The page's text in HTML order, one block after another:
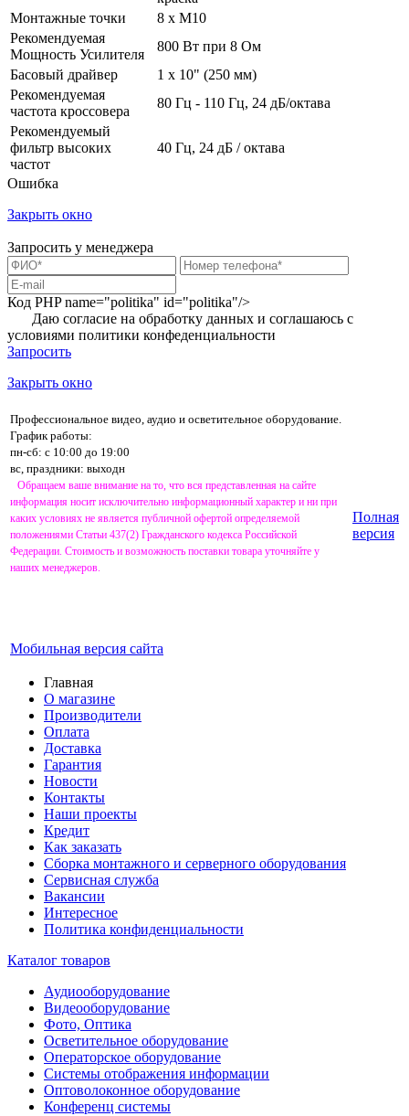
Монтажные точки
8 х М10
Рекомендуемая
Мощность Усилителя
800 Вт при 8 Ом
Басовый драйвер
1 х 10" (250 мм)
Рекомендуемая
частота кроссовера
80 Гц - 110 Гц, 24 дБ/октава
Рекомендуемый
фильтр высоких
частот
40 Гц, 24 дБ / октава
Ошибка
Закрыть окно
Запросить у менеджера
Код PHPname="politika" id="politika"/>
Даю согласие на обработку данных и соглашаюсь с
условиями политики конфеденциальности
Запросить
Закрыть окно
Профессиональное видео, аудио и осветительное оборудование.
График работы:
пн-сб: с 10:00 до 19:00
вс, праздники: выходн
Обращаем ваше внимание на то, что вся представленная на сайте
информация носит исключительно информационный характер и ни при
каких условиях не является публичной офертой определяемой
положениями Статьи 437(2) Гражданского кодекса Российской
Федерации. Стоимость и возможность поставки товара уточняйте у
наших менеджеров.
Мобильная версия сайта
Полная
версия
Главная
О магазине
Производители
Оплата
Доставка
Гарантия
Новости
Контакты
Наши проекты
Кредит
Как заказать
Сборка монтажного и серверного оборудования
Сервисная служба
Вакансии
Интересное
Политика конфиденциальности
Каталог товаров
Аудиооборудование
Видеооборудование
Фото, Оптика
Осветительное оборудование
Операторское оборудование
Системы отображения информации
Оптоволоконное оборудование
Конференц системы